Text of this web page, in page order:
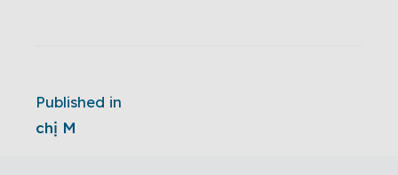
Published in
chị M